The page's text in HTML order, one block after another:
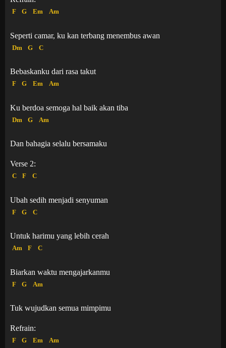
F G Em Am
Seperti camar, ku kan terbang menembus awan
Dm G C
Bebaskanku dari rasa takut
F G Em Am
Ku berdoa semoga hal baik akan tiba
Dm G Am
Dan bahagia selalu bersamaku
Verse 2:
C F C
Ubah sedih menjadi senyuman
F G C
Untuk harimu yang lebih cerah
Am F C
Biarkan waktu mengajarkanmu
F G Am
Tuk wujudkan semua mimpimu
Refrain:
F G Em Am